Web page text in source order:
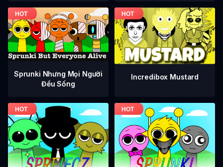
Sprunki Nhưng Mọi Người
Đều Sống
Incredibox Mustard